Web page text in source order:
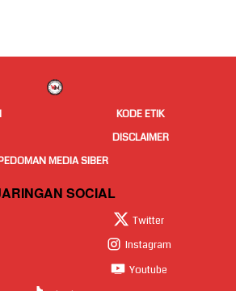
KODE ETIK
DISCLAIMER
MEDIA SIBER
SOCIAL
Twitter
Instagram
Youtube